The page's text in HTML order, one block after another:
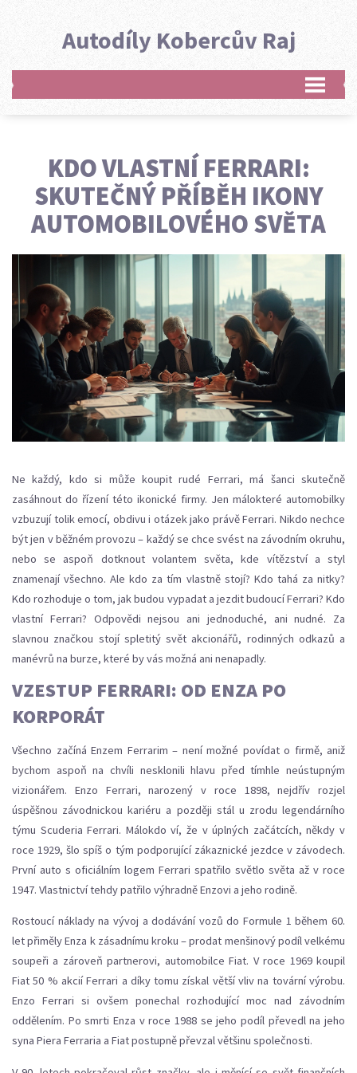
Autodíly Kobercův Raj
KDO VLASTNÍ FERRARI:
SKUTEČNÝ PŘÍBĚH IKONY
AUTOMOBILOVÉHO SVĚTA
Ne každý, kdo si může koupit rudé Ferrari, má šanci skutečně
zasáhnout do řízení této ikonické firmy. Jen málokteré automobilky
vzbuzují tolik emocí, obdivu i otázek jako právě Ferrari. Nikdo nechce
být jen v běžném provozu – každý se chce svést na závodním okruhu,
nebo se aspoň dotknout volantem světa, kde vítězství a styl
znamenají všechno. Ale kdo za tím vlastně stojí? Kdo tahá za nitky?
Kdo rozhoduje o tom, jak budou vypadat a jezdit budoucí Ferrari? Kdo
vlastní Ferrari? Odpovědi nejsou ani jednoduché, ani nudné. Za
slavnou značkou stojí spletitý svět akcionářů, rodinných odkazů a
manévrů na burze, které by vás možná ani nenapadly.
VZESTUP FERRARI: OD ENZA PO
KORPORÁT
Všechno začíná Enzem Ferrarim – není možné povídat o firmě, aniž
bychom aspoň na chvíli nesklonili hlavu před tímhle neústupným
vizionářem. Enzo Ferrari, narozený v roce 1898, nejdřív rozjel
úspěšnou závodnickou kariéru a později stál u zrodu legendárního
týmu Scuderia Ferrari. Málokdo ví, že v úplných začátcích, někdy v
roce 1929, šlo spíš o tým podporující zákaznické jezdce v závodech.
První auto s oficiálním logem Ferrari spatřilo světlo světa až v roce
1947. Vlastnictví tehdy patřilo výhradně Enzovi a jeho rodině.
Rostoucí náklady na vývoj a dodávání vozů do Formule 1 během 60.
let přiměly Enza k zásadnímu kroku – prodat menšinový podíl velkému
soupeři a zároveň partnerovi, automobilce Fiat. V roce 1969 koupil
Fiat 50 % akcií Ferrari a díky tomu získal větší vliv na tovární výrobu.
Enzo Ferrari si ovšem ponechal rozhodující moc nad závodním
oddělením. Po smrti Enza v roce 1988 se jeho podíl převedl na jeho
syna Piera Ferraria a Fiat postupně převzal většinu společnosti.